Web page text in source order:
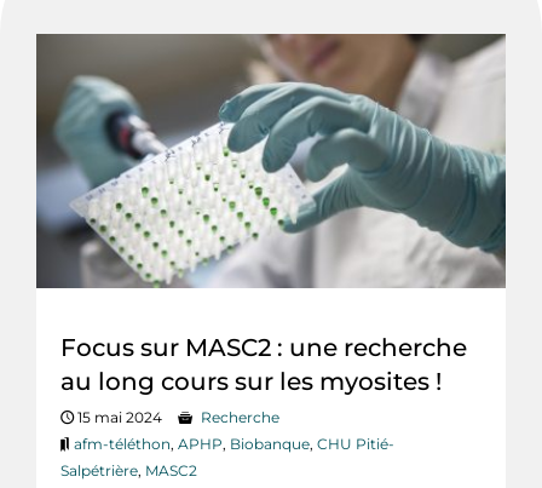
Focus sur MASC2 : une recherche
au long cours sur les myosites !
15 mai 2024
Recherche
afm-téléthon, APHP, Biobanque, CHU Pitié-
Salpétrière, MASC2